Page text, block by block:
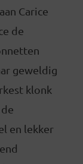
Carice
de
geweldig
klonk
en lekker